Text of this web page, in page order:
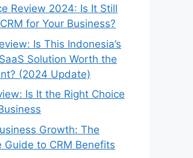
Review 2024: Is It Still
for Your Business?
Is This Indonesia’s
Solution Worth the
(2024 Update)
Is It the Right Choice
Growth: The
Guide to CRM Benefits